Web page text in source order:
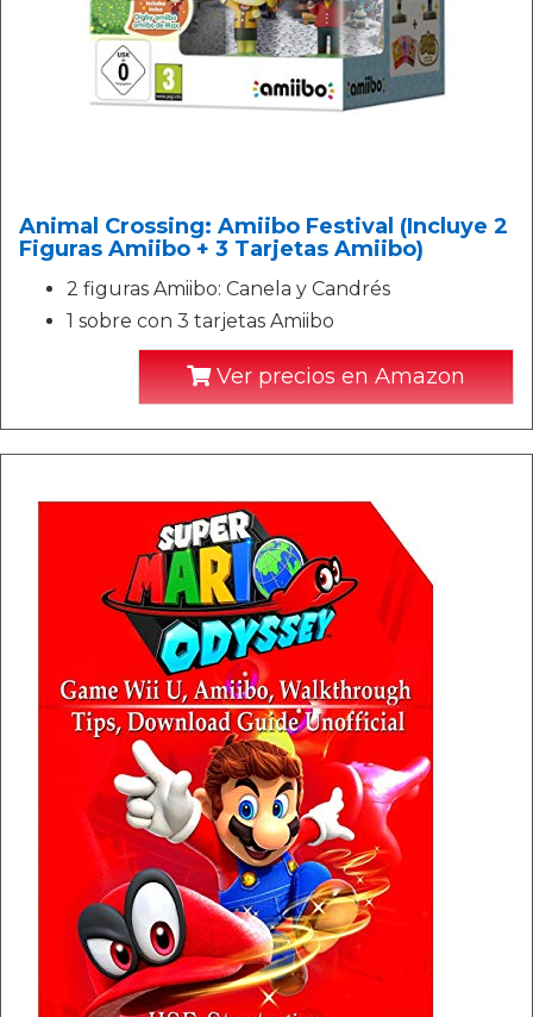
Animal Crossing: Amiibo Festival (Incluye 2
Figuras Amiibo + 3 Tarjetas Amiibo)
2 figuras Amiibo: Canela y Candrés
1 sobre con 3 tarjetas Amiibo
Ver precios en Amazon